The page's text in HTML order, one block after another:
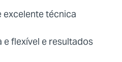
excelente técnica
flexível e resultados